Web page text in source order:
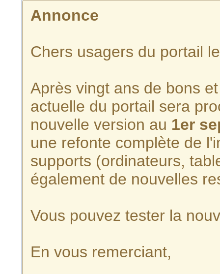
Annonce
Chers usagers du portail
Après vingt ans de bons
actuelle du portail sera
nouvelle version au 1er
une refonte complète de
supports (ordinateurs,
également de nouvelles
Vous pouvez tester la
En vous remerciant,